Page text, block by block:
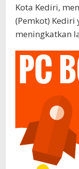
Kota Kediri,
(Pemkot) Kediri
meningkatkan